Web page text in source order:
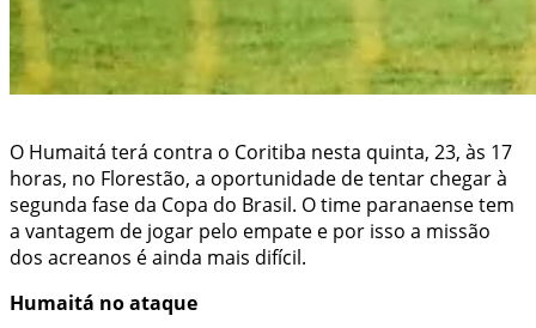
O Humaitá terá contra o Coritiba nesta quinta, 23, às 17
horas, no Florestão, a oportunidade de tentar chegar à
segunda fase da Copa do Brasil. O time paranaense tem
a vantagem de jogar pelo empate e por isso a missão
dos acreanos é ainda mais difícil.
Humaitá no ataque